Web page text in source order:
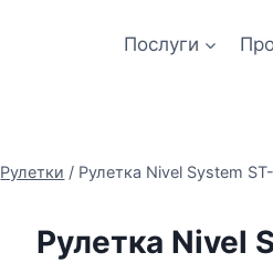
Послуги
Рулетки / Рулетка Nivel System
Рулетка Nivel